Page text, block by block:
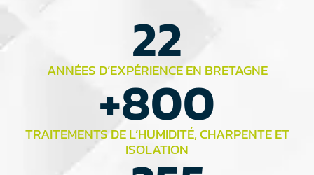
ANNÉES D’EXPÉRIENCE EN BRETAGNE
22
TRAITEMENTS DE L’HUMIDITÉ, CHARPENTE ET
ISOLATION
+800